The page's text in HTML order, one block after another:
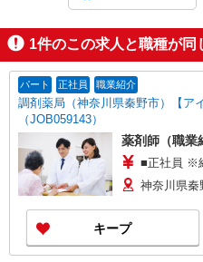
1件のこの求人と職種が同
パート 正社員 職業紹介
調剤薬局（神奈川県秦野市）【ア
（JOB059143）
薬剤師（職業
■正社員 ※
神奈川県秦
キープ